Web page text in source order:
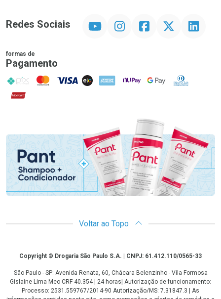
Redes Sociais InstagramFacebook Linkedin
formas de
Pagamento
PIX MasterCard
VISA ELO AMEX NuPay Google PayDiners Club
Hipercard
Promoção em Destaque
Voltar ao Topo
CopyrightCopyright © Drogaria São Paulo S.A. | CNPJ: 61.412.110/0565-33
São Paulo - SP: Avenida Renata, 60, Chácara Belenzinho - Vila Formosa
Gislaine Lima Meo CRF 40.354 | 24 horas| Autorização de funcionamento:
Processo: 2531.559767/2014-90 Autorização/MS: 7.31847.3 | As